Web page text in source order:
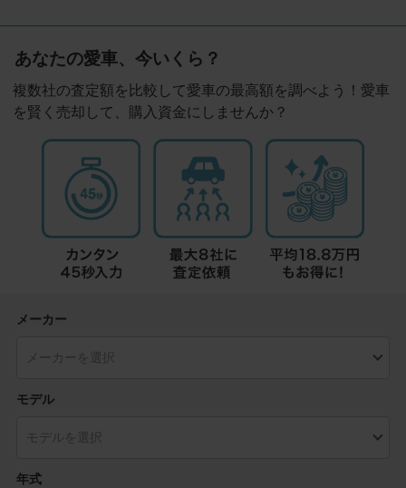
あなたの愛車、今いくら？
複数社の査定額を比較して愛車の最高額を調べよう！愛車
を賢く売却して、購入資金にしませんか？
メーカー
モデル
年式